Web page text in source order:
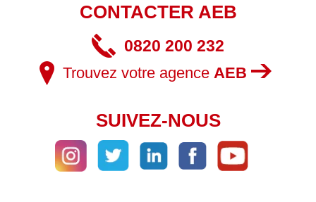
CONTACTER AEB
0820 200 232
Trouvez votre agence AEB
SUIVEZ-NOUS